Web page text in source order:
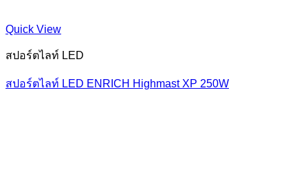
Quick View
สปอร์ตไลท์ LED
สปอร์ตไลท์ LED ENRICH Highmast XP 250W